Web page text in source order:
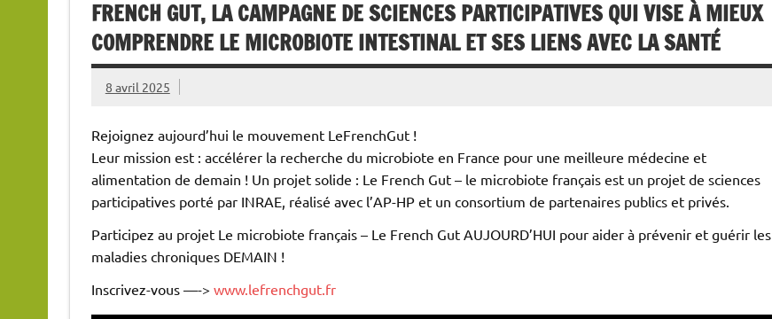
FRENCH GUT, LA CAMPAGNE DE SCIENCES PARTICIPATIVES QUI VISE À MIEUX
COMPRENDRE LE MICROBIOTE INTESTINAL ET SES LIENS AVEC LA SANTÉ
8 avril 2025
Rejoignez aujourd’hui le mouvement LeFrenchGut !
Leur mission est : accélérer la recherche du microbiote en France pour une meilleure médecine et
alimentation de demain ! Un projet solide : Le French Gut – le microbiote français est un projet de sciences
participatives porté par INRAE, réalisé avec l’AP-HP et un consortium de partenaires publics et privés.
Participez au projet Le microbiote français – Le French Gut AUJOURD’HUI pour aider à prévenir et guérir les
maladies chroniques DEMAIN !
Inscrivez-vous —-> www.lefrenchgut.fr